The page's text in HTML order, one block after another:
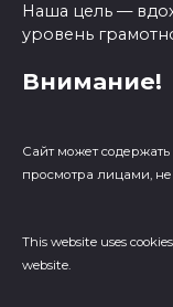
Наша цель —
уровень
Внимание!
Сайт может
просмотра лицами, не
This website uses
website.